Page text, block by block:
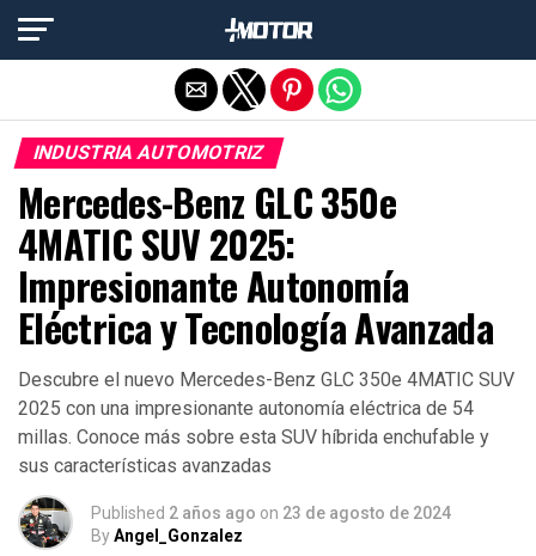
INDUSTRIA AUTOMOTRIZ
Mercedes-Benz GLC 350e
4MATIC SUV 2025:
Impresionante Autonomía
Eléctrica y Tecnología Avanzada
Descubre el nuevo Mercedes-Benz GLC 350e 4MATIC SUV
2025 con una impresionante autonomía eléctrica de 54
millas. Conoce más sobre esta SUV híbrida enchufable y
sus características avanzadas
Published 2 años ago on 23 de agosto de 2024
ByAngel_Gonzalez
Salir de la versión móvil